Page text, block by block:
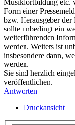
Musikfortbildung etc.
Form einer
bzw. Herausgeber
sollte unbedingt ein
weiterführenden
werden. Weiters ist
insbesondere dann,
werden.
Sie sind herzlich
veröffentlichen.
Antworten
Druckansicht